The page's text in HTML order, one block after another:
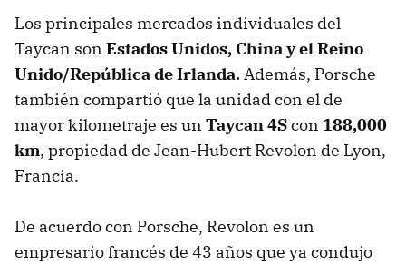
Los principales mercados individuales del
Taycan son Estados Unidos, China y el Reino
Unido/República de Irlanda.Además, Porsche
también compartió que la unidad con el de
mayor kilometraje es un Taycan 4Scon 188,000
km, propiedad de Jean-Hubert Revolon de Lyon,
Francia.
De acuerdo con Porsche, Revolon es un
empresario francés de 43 años que ya condujo